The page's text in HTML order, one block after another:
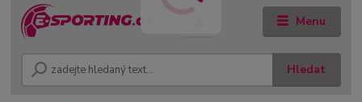
Menu
Hledat